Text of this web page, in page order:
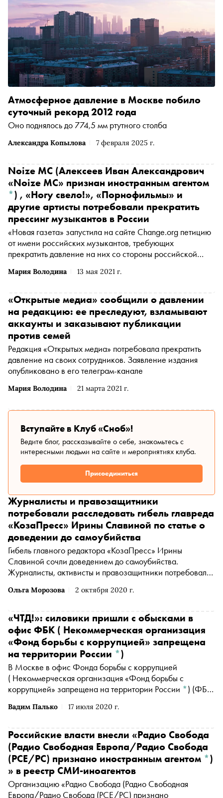
Александра Копылова 7 февраля 2025 г.
Атмосферное давление в Москве побило
суточный рекорд 2012 года
Оно поднялось до 774,5 мм ртутного столба
Мария Володина 13 мая 2021 г.
Noize MC (Алексеев Иван Александрович
«Noize MC» признан иностранным агентом
*) , «Ногу свело!», «Порнофильмы» и
другие артисты потребовали прекратить
прессинг музыкантов в России
«Новая газета» запустила на сайте Change.org петицию
от имени российских музыкантов, требующих
прекратить давление на них со стороны российской
России, ее авторами указаны рэпер
иностранным агентом*) , группы «Ногу свело!»,
«Порнофильмы», «Рабфак», «Йорш» и «Аркадий Коц», а
также музыканты Алексей Кортнев («Несчастный
случай»),Вася Обломов(Гончаров Василий
Владимирович «Вася Обломов» признан иностранным
агентом*),Дмитрий Спирин(Спирин Дмитрий
Александрович признан иностранным агентом*)
(«Тараканы!») и Мария Любичева («Барто»)
Мария Володина 21 марта 2021 г.
«Открытые медиа» сообщили о давлении
на редакцию: ее преследуют, взламывают
аккаунты и заказывают публикации
против семей
Редакция «Открытых медиа» потребовала прекратить
давление на своих сотрудников. Заявление издания
опубликовано в его телеграм-канале
Вступайте в Клуб «Сноб»!
Ведите блог, рассказывайте о себе, знакомьтесь с
интересными людьми на сайте и мероприятиях клуба.
Присоединиться
Ольга Морозова 2 октября 2020 г.
Журналисты и правозащитники
потребовали расследовать гибель главреда
«КозаПресс» Ирины Славиной по статье о
доведении до самоубийства
Гибель главного редактора «КозаПресс» Ирины
Славиной сочли доведением до самоубийства.
Журналисты, активисты и правозащитники потребовали
Вадим Палько 17 июля 2020 г.
«ЧТД!»: силовики пришли с обысками в
офис ФБК ( Некоммерческая организация
«Фонд борьбы с коррупцией» запрещена
на территории России *)
В Москве в офис Фонда борьбы с коррупцией
( Некоммерческая организация «Фонд борьбы с
коррупцией» запрещена на территории России *) (ФБК
коррупцией» запрещена на территории России
обысками, сообщил в твиттере юрист фонда Александр
Головач
Российские власти внесли «Радио Свобода
(Радио Свободная Европа/Радио Свобода
(PCE/PC) признано иностранным агентом *)
» в реестр СМИ-иноагентов
Организацию «Радио Свобода (Радио Свободная
Европа/Радио Свобода (PCE/PC) признано